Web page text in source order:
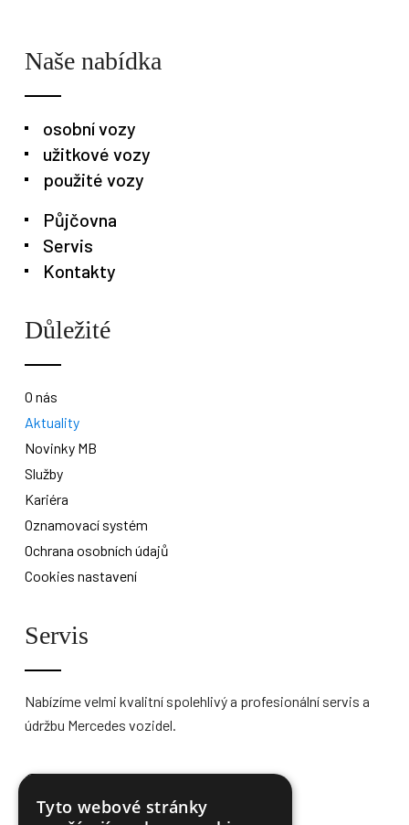
Naše nabídka
osobní vozy
užitkové vozy
použité vozy
Půjčovna
Servis
Kontakty
Důležité
O nás
Aktuality
Novinky MB
Služby
Kariéra
Oznamovací systém
Ochrana osobních údajů
Cookies nastavení
Servis
Nabízíme velmi kvalitní spolehlivý a profesionální servis a
údržbu Mercedes vozidel.
Tyto webové stránky